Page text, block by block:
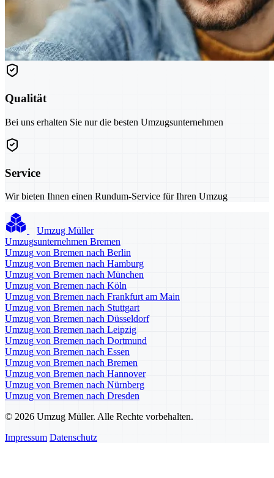
Qualität
Bei uns erhalten Sie nur die besten Umzugsunternehmen
Service
Wir bieten Ihnen einen Rundum-Service für Ihren Umzug
Umzug Müller
Umzugsunternehmen Bremen
Umzug von Bremen nach Berlin
Umzug von Bremen nach Hamburg
Umzug von Bremen nach München
Umzug von Bremen nach Köln
Umzug von Bremen nach Frankfurt am Main
Umzug von Bremen nach Stuttgart
Umzug von Bremen nach Düsseldorf
Umzug von Bremen nach Leipzig
Umzug von Bremen nach Dortmund
Umzug von Bremen nach Essen
Umzug von Bremen nach Bremen
Umzug von Bremen nach Hannover
Umzug von Bremen nach Nürnberg
Umzug von Bremen nach Dresden
© 2026 Umzug Müller. Alle Rechte vorbehalten.
Impressum Datenschutz